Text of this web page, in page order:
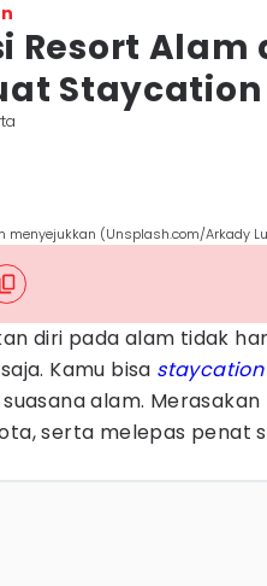
Resort Alam
Staycation
(Unsplash.com/Arkady
diri pada alam tidak
Kamu bisa staycation
alam.
serta melepas penat